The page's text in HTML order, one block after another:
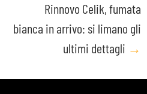
Rinnovo Celik, fumata
bianca in arrivo: si limano gli
ultimi dettagli →